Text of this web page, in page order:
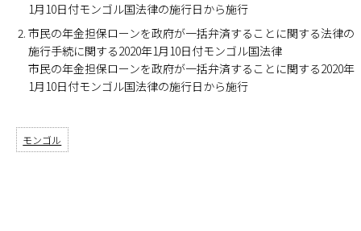
1月10日付モンゴル国法律の施行日から施行
市民の年金担保ローンを政府が一括弁済することに関する法律の
施行手続に関する2020年1月10日付モンゴル国法律
市民の年金担保ローンを政府が一括弁済することに関する2020年
1月10日付モンゴル国法律の施行日から施行
モンゴル